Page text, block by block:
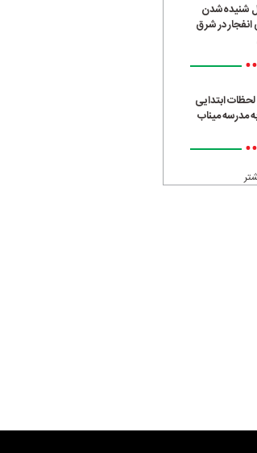
شنیده‌شدن
در شرق
لحظات ابتدایی
مدرسه میناب